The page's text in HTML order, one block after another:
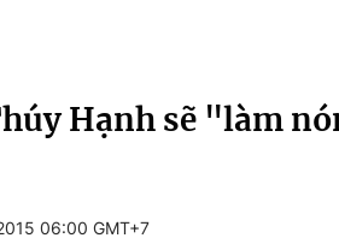
Hạnh sẽ "làm
06:00 GMT+7